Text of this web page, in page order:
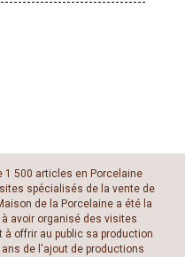
1 500 articles en Porcelaine
spécialisés de la vente de
de la Porcelaine a été la
avoir organisé des visites
offrir au public sa production
de l'ajout de productions